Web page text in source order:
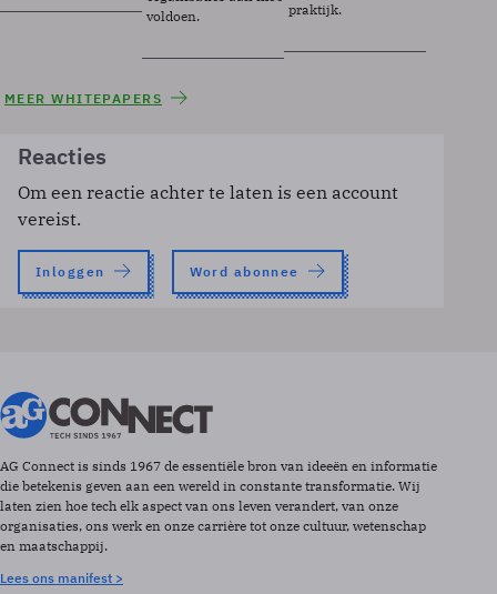
voldoen.
praktijk.
MEER WHITEPAPERS
Reacties
Om een reactie achter te laten is een account
vereist.
Inloggen Word abonnee
AG Connect is sinds 1967 de essentiële bron van ideeën en informatie
die betekenis geven aan een wereld in constante transformatie. Wij
laten zien hoe tech elk aspect van ons leven verandert, van onze
organisaties, ons werk en onze carrière tot onze cultuur, wetenschap
en maatschappij.
Lees ons manifest >